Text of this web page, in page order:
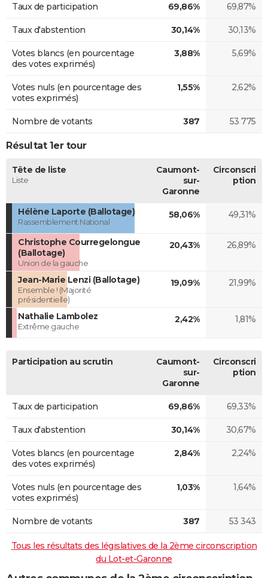
Taux de participation 69,86% 69,87%
Taux d'abstention 30,14% 30,13%
Votes blancs (en pourcentage
des votes exprimés)
3,88% 5,69%
Votes nuls (en pourcentage des
votes exprimés)
1,55% 2,62%
Nombre de votants 387 53 775
Résultat 1er tour
Tête de liste
Liste
Caumont-
sur-
Garonne
Circonscri
ption
Hélène Laporte (Ballotage)
Rassemblement National
58,06% 49,31%
Christophe Courregelongue
(Ballotage)
Union de la gauche
20,43% 26,89%
Jean-Marie Lenzi (Ballotage)
Ensemble ! (Majorité
présidentielle)
19,09% 21,99%
Nathalie Lambolez
Extrême gauche
2,42% 1,81%
Participation au scrutin
Caumont-
sur-
Garonne
Circonscri
ption
Taux de participation 69,86% 69,33%
Taux d'abstention 30,14% 30,67%
Votes blancs (en pourcentage
des votes exprimés)
2,84% 2,24%
Votes nuls (en pourcentage des
votes exprimés)
1,03% 1,64%
Nombre de votants 387 53 343
Tous les résultats des législatives de la 2ème circonscription
du Lot-et-Garonne